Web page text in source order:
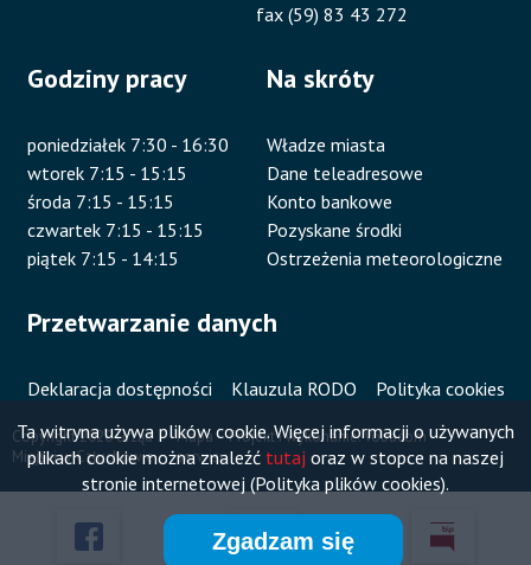
Ta witryna używa plików cookie. Więcej informacji o używanych
plikach cookie można znaleźć tutaj oraz w stopce na naszej
stronie internetowej (Polityka plików cookies).
Zgadzam się
fax (59) 83 43 272
Godziny pracy
poniedziałek 7:30 - 16:30
wtorek 7:15 - 15:15
środa 7:15 - 15:15
czwartek 7:15 - 15:15
piątek 7:15 - 14:15
Na skróty
Władze miasta
Dane teleadresowe
Konto bankowe
Pozyskane środki
Ostrzeżenia meteorologiczne
Przetwarzanie danych
Deklaracja dostępności Klauzula RODO Polityka cookies
Copyright 2020 Urząd
Miejski w Człuchowie
Stopka
Mapa
serwisu
Projekt i wykonanie:Vobacom
Przyklejone
Otworzy
Otworzy
Otworzy